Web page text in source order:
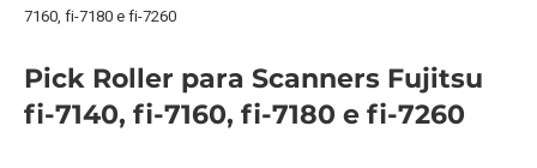
7160, fi-7180 e fi-7260
Pick Roller para Scanners Fujitsu
fi-7140, fi-7160, fi-7180 e fi-7260